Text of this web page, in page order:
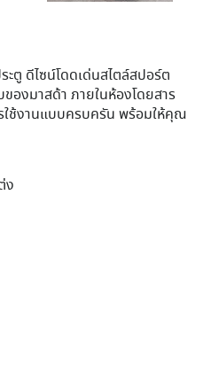
ตู ดีไซน์โดดเด่นสไตล์สปอร์ต
งมาสด้า ภายในห้องโดยสาร
ช้งานแบบครบครัน พร้อมให้คุณ
ง